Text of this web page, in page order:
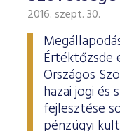
2016. szept. 30.
Értéktőzsde
Országos
hazai jogi és
fejlesztése
pénzügyi